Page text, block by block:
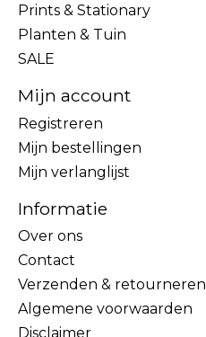
Prints & Stationary
Planten & Tuin
SALE
Mijn account
Registreren
Mijn bestellingen
Mijn verlanglijst
Informatie
Over ons
Contact
Verzenden & retourneren
Algemene voorwaarden
Disclaimer